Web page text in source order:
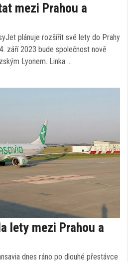
mezi Prahou a
plánuje rozšířit své lety do Prahy
září 2023 bude společnost nově
Lyonem. Linka …
lety mezi Prahou a
dnes ráno po dlouhé přestávce